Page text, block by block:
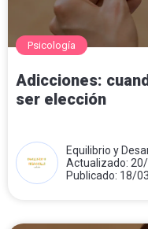
Psicología
Adicciones:
ser elección
Equilibrio y
Actualizado:
Publicado: 18/